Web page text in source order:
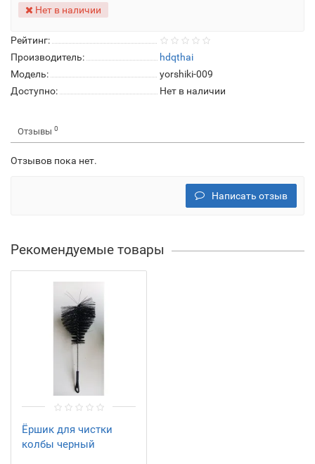
Рейтинг:
Производитель:
hdqthai
Модель:
yorshiki-009
Доступно:
Нет в наличии
Нет в наличии
Отзывы 0
Отзывов пока нет.
Написать отзыв
Рекомендуемые товары
Ёршик для чистки
колбы черный